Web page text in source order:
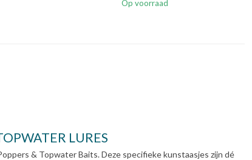
Op voorraad
LURES
& Topwater Baits. Deze specifieke kunstaasjes zijn dé